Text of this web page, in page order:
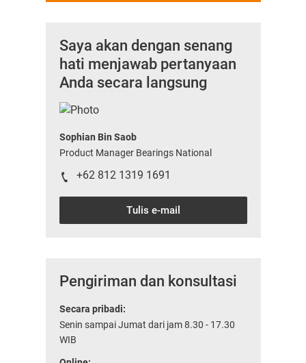
Saya akan dengan senang
hati menjawab pertanyaan
Anda secara langsung
Sophian Bin Saob
Product Manager Bearings National
+62 812 1319 1691
Tulis e-mail
Pengiriman dan konsultasi
Secara pribadi:
Senin sampai Jumat dari jam 8.30 - 17.30
WIB